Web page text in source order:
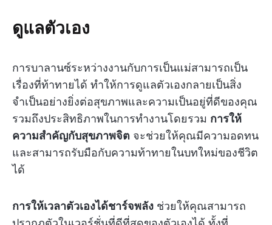
ดูแลตัวเอง
การบาลานซ์ระหว่างงานกับการเป็นแม่สามารถเป็น
เรื่องที่ท้าทายได้ ทำให้การดูแลตัวเองกลายเป็นสิ่ง
จำเป็นอย่างยิ่งต่อสุขภาพและความเป็นอยู่ที่ดีของคุณ
รวมถึงประสิทธิภาพในการทำงานโดยรวม การให้
ความสำคัญกับสุขภาพจิต จะช่วยให้คุณมีความอดทน
และสามารถรับมือกับความท้าทายในบทใหม่ของชีวิต
ได้
การให้เวลาตัวเองได้ชาร์จพลัง ช่วยให้คุณสามารถ